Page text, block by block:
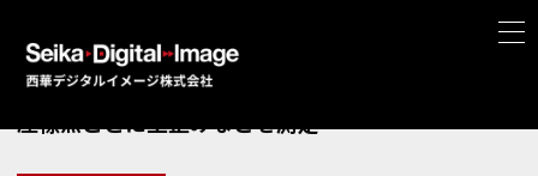
座標点ごとに主歪みなどを測定